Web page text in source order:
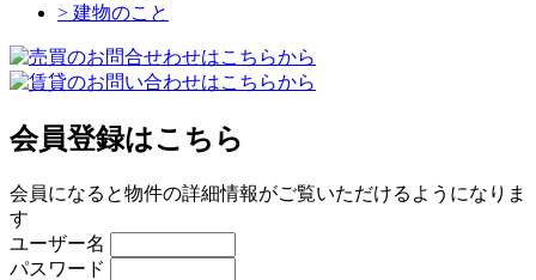
> 建物のこと
会員登録はこちら
会員になると物件の詳細情報がご覧いただけるようになりま
す
ユーザー名
パスワード